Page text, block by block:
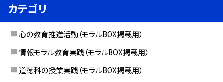
カテゴリ
心の教育推進活動（モラルBOX掲載用）
情報モラル教育実践（モラルBOX掲載用）
道徳科の授業実践（モラルBOX掲載用）